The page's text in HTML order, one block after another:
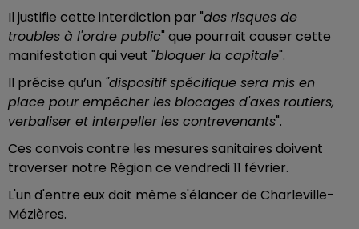
Il justifie cette interdiction par "des risques de
troubles à l'ordre public" que pourrait causer cette
manifestation qui veut "bloquer la capitale".
Il précise qu’un "dispositif spécifique sera mis en
place pour empêcher les blocages d'axes routiers,
verbaliser et interpeller les contrevenants".
Ces convois contre les mesures sanitaires doivent
traverser notre Région ce vendredi 11 février.
L'un d'entre eux doit même s'élancer de Charleville-
Mézières.